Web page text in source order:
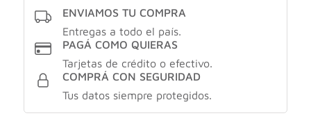
ENVIAMOS TU COMPRA
Entregas a todo el país.
PAGÁ COMO QUIERAS
Tarjetas de crédito o efectivo.
COMPRÁ CON SEGURIDAD
Tus datos siempre protegidos.